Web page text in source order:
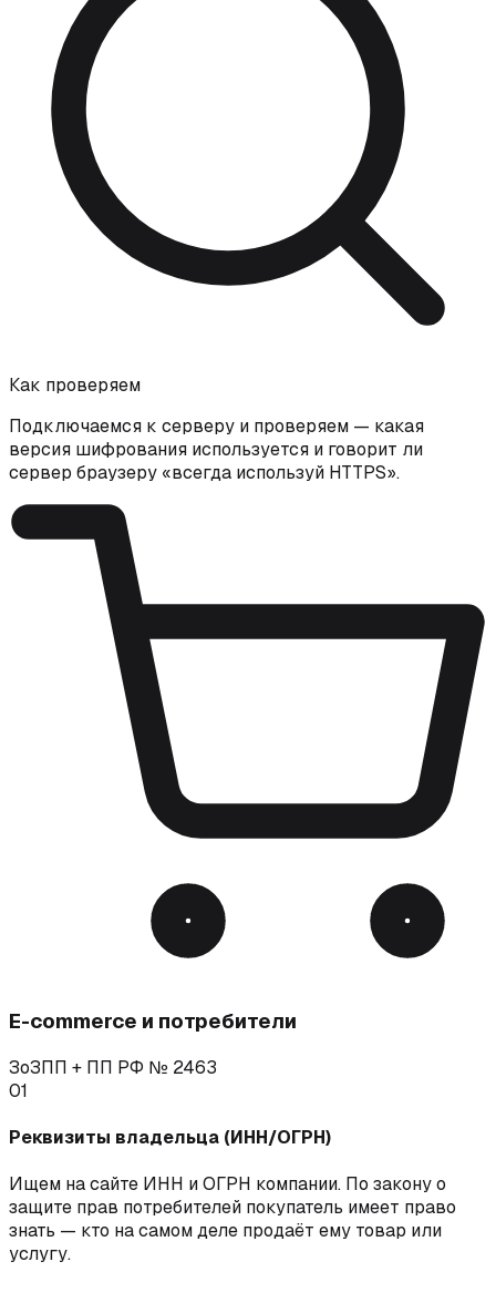
Как проверяем
Подключаемся к серверу и проверяем — какая
версия шифрования используется и говорит ли
сервер браузеру «всегда используй HTTPS».
E-commerce и потребители
ЗоЗПП + ПП РФ № 2463
01
Реквизиты владельца (ИНН/ОГРН)
Ищем на сайте ИНН и ОГРН компании. По закону о
защите прав потребителей покупатель имеет право
знать — кто на самом деле продаёт ему товар или
услугу.